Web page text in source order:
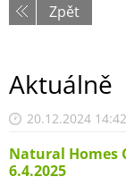
Zpět
Aktuálně
20.12.2024 14:42
Natural Homes
6.4.2025